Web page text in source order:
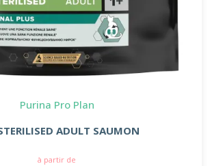
Purina Pro Plan
ADULT SAUMON
à partir de